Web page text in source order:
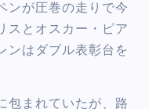
ンが圧巻の走りで今
スとオスカー・ピア
ンはダブル表彰台を
包まれていたが、路